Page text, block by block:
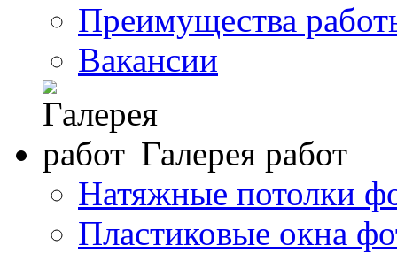
Преимущества
Вакансии
Галерея работ
Натяжные потолки
Пластиковые окна